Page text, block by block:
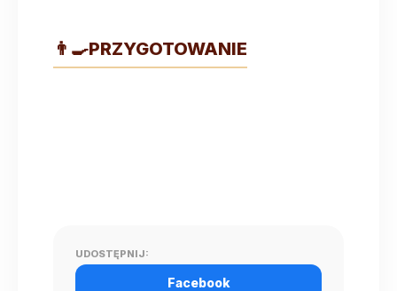
👨‍🍳PRZYGOTOWANIE
UDOSTĘPNIJ:
Facebook